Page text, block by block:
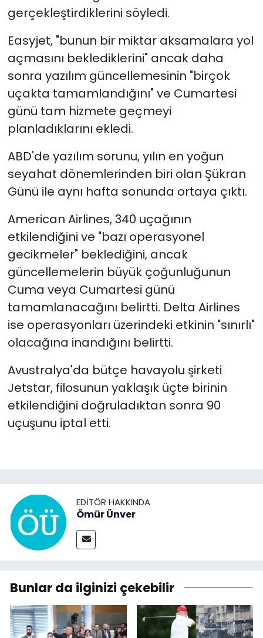
gerçekleştirdiklerini söyledi.
Easyjet, "bunun bir miktar aksamalara yol
açmasını beklediklerini" ancak daha
sonra yazılım güncellemesinin "birçok
uçakta tamamlandığını" ve Cumartesi
günü tam hizmete geçmeyi
planladıklarını ekledi.
ABD'de yazılım sorunu, yılın en yoğun
seyahat dönemlerinden biri olan Şükran
Günü ile aynı hafta sonunda ortaya çıktı.
American Airlines, 340 uçağının
etkilendiğini ve "bazı operasyonel
gecikmeler" beklediğini, ancak
güncellemelerin büyük çoğunluğunun
Cuma veya Cumartesi günü
tamamlanacağını belirtti. Delta Airlines
ise operasyonları üzerindeki etkinin "sınırlı"
olacağına inandığını belirtti.
Avustralya'da bütçe havayolu şirketi
Jetstar, filosunun yaklaşık üçte birinin
etkilendiğini doğruladıktan sonra 90
uçuşunu iptal etti.
EDITÖR HAKKINDA
Ömür Ünver
Bunlar da ilginizi çekebilir